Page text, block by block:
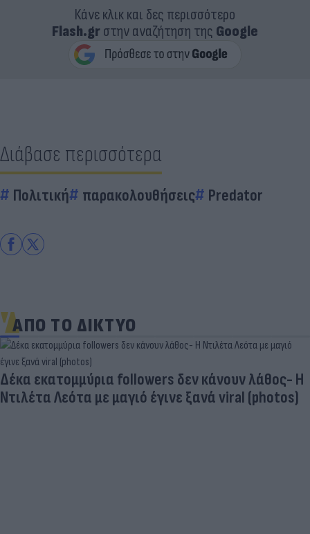
Κάνε κλικ και δες περισσότερο
Flash.grστην αναζήτηση της Google
Διάβασε περισσότερα
Πολιτική παρακολουθήσεις Predator
ΑΠΟ ΤΟ ΔΙΚΤΥΟ
Δέκα εκατομμύρια followers δεν κάνουν λάθος- Η
Ντιλέτα Λεότα με μαγιό έγινε ξανά viral (photos)